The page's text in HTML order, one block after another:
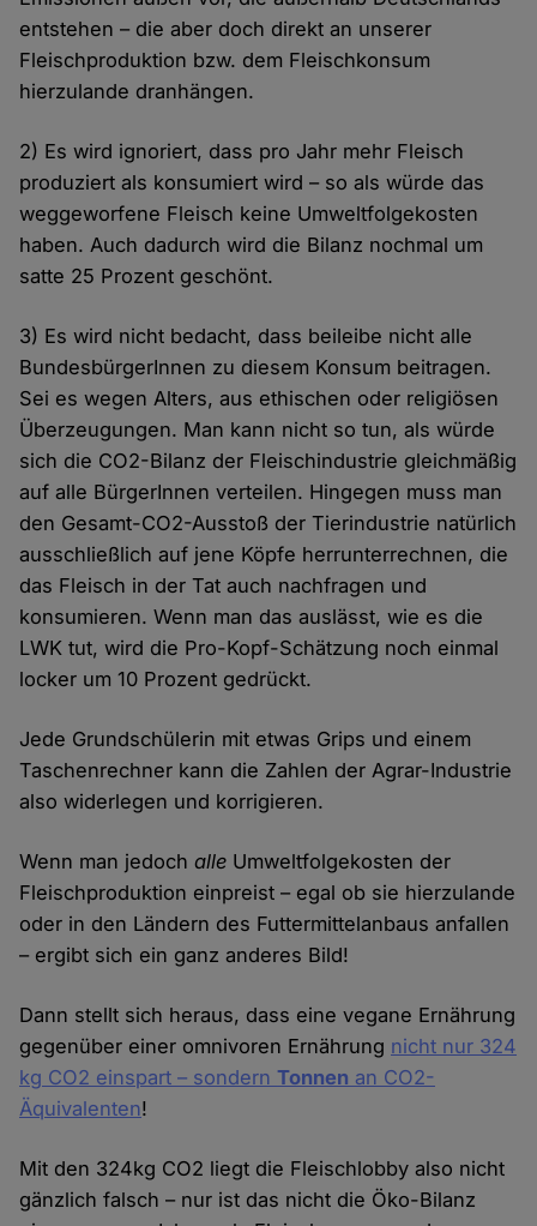
entstehen – die aber doch direkt an unserer
Fleischproduktion bzw. dem Fleischkonsum
hierzulande dranhängen.
2) Es wird ignoriert, dass pro Jahr mehr Fleisch
produziert als konsumiert wird – so als würde das
weggeworfene Fleisch keine Umweltfolgekosten
haben. Auch dadurch wird die Bilanz nochmal um
satte 25 Prozent geschönt.
3) Es wird nicht bedacht, dass beileibe nicht alle
BundesbürgerInnen zu diesem Konsum beitragen.
Sei es wegen Alters, aus ethischen oder religiösen
Überzeugungen. Man kann nicht so tun, als würde
sich die CO2-Bilanz der Fleischindustrie gleichmäßig
auf alle BürgerInnen verteilen. Hingegen muss man
den Gesamt-CO2-Ausstoß der Tierindustrie natürlich
ausschließlich auf jene Köpfe herrunterrechnen, die
das Fleisch in der Tat auch nachfragen und
konsumieren. Wenn man das auslässt, wie es die
LWK tut, wird die Pro-Kopf-Schätzung noch einmal
locker um 10 Prozent gedrückt.
Jede Grundschülerin mit etwas Grips und einem
Taschenrechner kann die Zahlen der Agrar-Industrie
also widerlegen und korrigieren.
Wenn man jedochalle Umweltfolgekosten der
Fleischproduktion einpreist – egal ob sie hierzulande
oder in den Ländern des Futtermittelanbaus anfallen
– ergibt sich ein ganz anderes Bild!
Dann stellt sich heraus, dass eine vegane Ernährung
gegenüber einer omnivoren Ernährung nicht nur 324
kg CO2 einspart – sondernTonnen an CO2-
Äquivalenten!
Mit den 324kg CO2 liegt die Fleischlobby also nicht
gänzlich falsch – nur ist das nicht die Öko-Bilanz